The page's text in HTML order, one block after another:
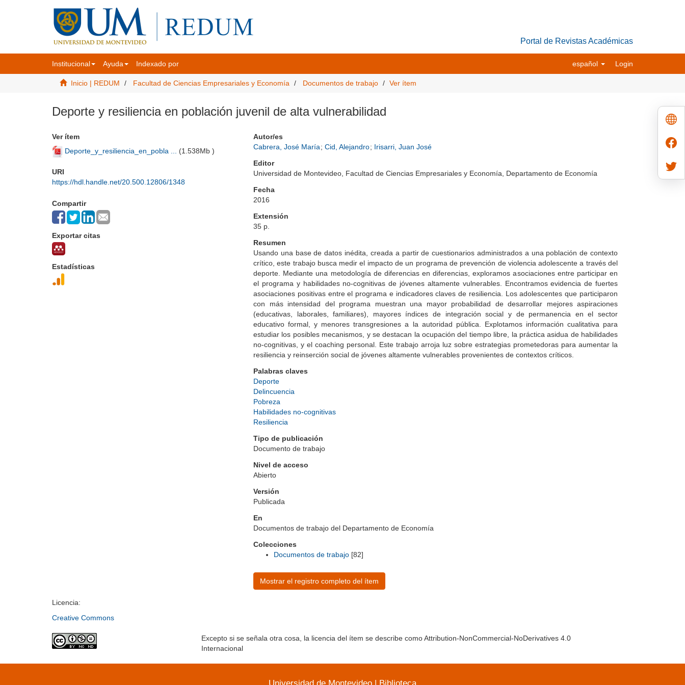
Portal de Revistas Académicas
Institucional Ayuda Indexado por español Login
Inicio | REDUM Facultad de Ciencias Empresariales y Economía Documentos de trabajo Ver ítem
Deporte y resiliencia en población juvenil de alta vulnerabilidad
Ver ítem
Deporte_y_resiliencia_en_pobla ... (1.538Mb )
URI
https://hdl.handle.net/20.500.12806/1348
Compartir
Exportar citas
Estadísticas
Autor/es
Cabrera, José María; Cid, Alejandro; Irisarri, Juan José
Editor
Universidad de Montevideo, Facultad de Ciencias Empresariales y Economía, Departamento de Economía
Fecha
2016
Extensión
35 p.
Resumen
Usando una base de datos inédita, creada a partir de cuestionarios administrados a una población de contexto
crítico, este trabajo busca medir el impacto de un programa de prevención de violencia adolescente a través del
deporte. Mediante una metodología de diferencias en diferencias, exploramos asociaciones entre participar en
el programa y habilidades no-cognitivas de jóvenes altamente vulnerables. Encontramos evidencia de fuertes
asociaciones positivas entre el programa e indicadores claves de resiliencia. Los adolescentes que participaron
con más intensidad del programa muestran una mayor probabilidad de desarrollar mejores aspiraciones
(educativas, laborales, familiares), mayores índices de integración social y de permanencia en el sector
educativo formal, y menores transgresiones a la autoridad pública. Explotamos información cualitativa para
estudiar los posibles mecanismos, y se destacan la ocupación del tiempo libre, la práctica asidua de habilidades
no-cognitivas, y el coaching personal. Este trabajo arroja luz sobre estrategias prometedoras para aumentar la
resiliencia y reinserción social de jóvenes altamente vulnerables provenientes de contextos críticos.
Palabras claves
Deporte
Delincuencia
Pobreza
Habilidades no-cognitivas
Resiliencia
Tipo de publicación
Documento de trabajo
Nivel de acceso
Abierto
Versión
Publicada
En
Documentos de trabajo del Departamento de Economía
Colecciones
Documentos de trabajo [82]
Mostrar el registro completo del ítem
Licencia:
Creative Commons
Excepto si se señala otra cosa, la licencia del ítem se describe como Attribution-NonCommercial-NoDerivatives 4.0
Internacional